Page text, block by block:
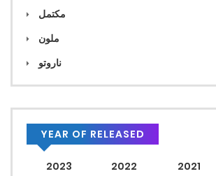
مكتمل
ملون
ناروتو
YEAR OF RELEASED
2023 2022 2021